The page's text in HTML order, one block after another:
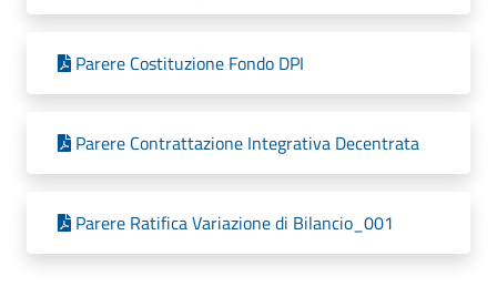
Parere Costituzione Fondo DPI
Parere Contrattazione Integrativa Decentrata
Parere Ratifica Variazione di Bilancio_001